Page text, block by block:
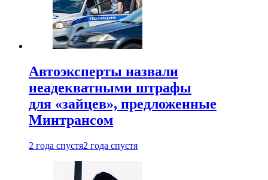
Автоэксперты назвали
неадекватными штрафы
для «зайцев», предложенные
Минтрансом
2 года спустя2 года спустя